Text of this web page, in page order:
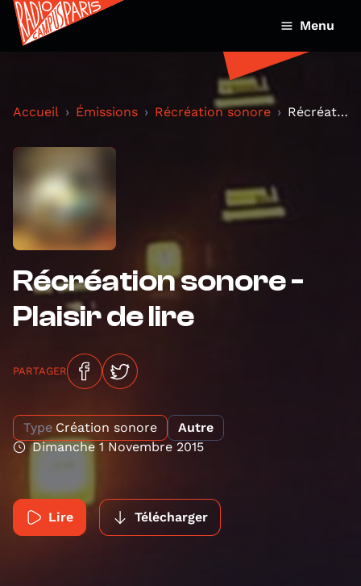
Menu
Accueil Émissions Récréation sonore Récréation sonore - Plaisir de lire
Récréation sonore -
Plaisir de lire
PARTAGER
Type Création sonore
Autre
Dimanche 1 Novembre 2015
Lire Télécharger